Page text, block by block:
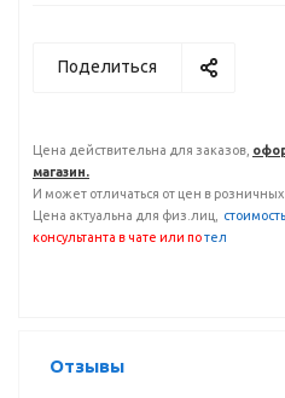
Поделиться
Цена действительна для заказов,
магазин.
И может отличаться от цен в
Цена актуальна для физ.лиц,
с
консультанта в чате или потел
Отзывы